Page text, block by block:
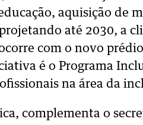
aquisição de
até 2030, a
com o novo
é o Programa
na área da
complementa o